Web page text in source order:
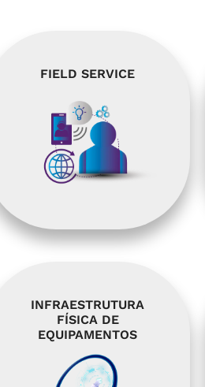
FIELD SERVICE
INFRAESTRUTURA
FÍSICA DE
EQUIPAMENTOS